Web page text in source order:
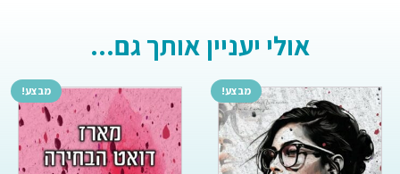
אולי יעניין אותך גם...
מבצע! מבצע!